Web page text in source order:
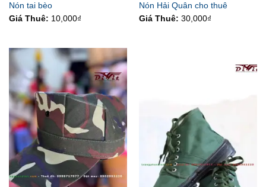
Nón tai bèo
Giá Thuê: 10,000₫
Nón Hải Quân cho thuê
Giá Thuê: 30,000₫